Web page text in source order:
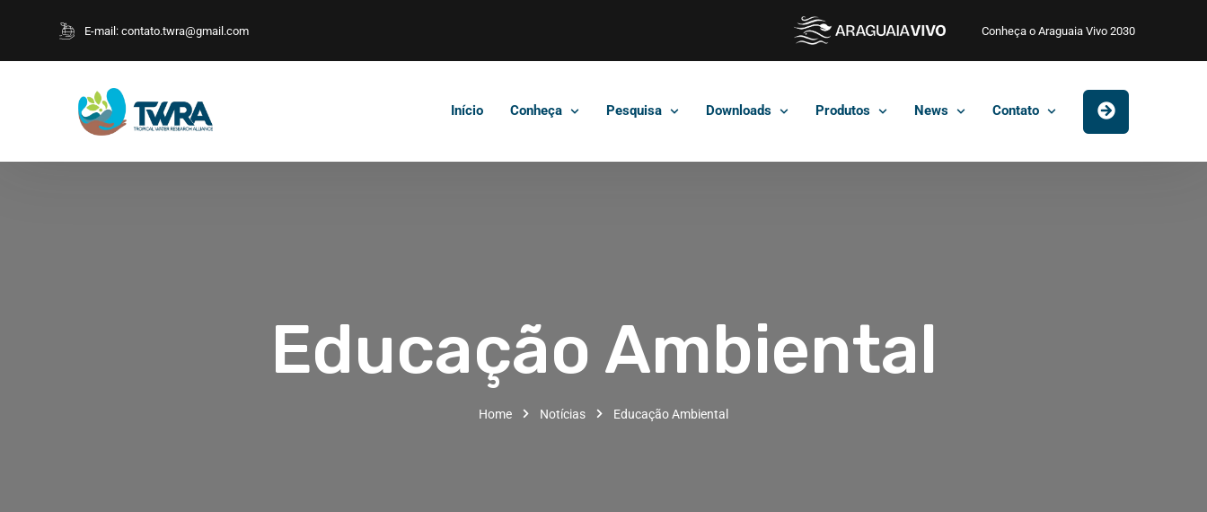
E-mail: contato.twra@gmail.com Conheça o Araguaia Vivo 2030
Início Conheça Pesquisa Downloads Produtos News Contato
Educação Ambiental
Home Notícias Educação Ambiental